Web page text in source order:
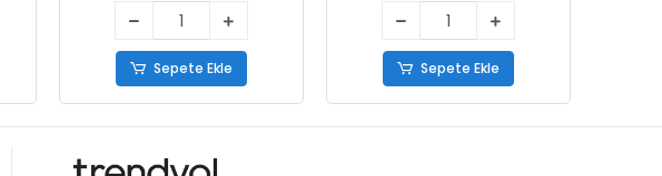
Sepete Ekle Sepete Ekle